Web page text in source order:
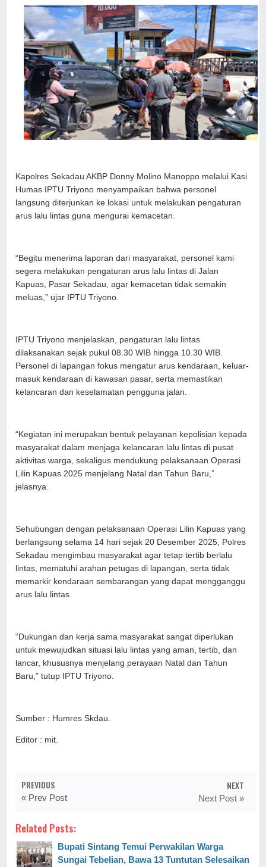
Kapolres Sekadau AKBP Donny Molino Manoppo melalui Kasi
Humas IPTU Triyono menyampaikan bahwa personel
langsung diterjunkan ke lokasi untuk melakukan pengaturan
arus lalu lintas guna mengurai kemacetan.
“Begitu menerima laporan dari masyarakat, personel kami
segera melakukan pengaturan arus lalu lintas di Jalan
Kapuas, Pasar Sekadau, agar kemacetan tidak semakin
meluas,” ujar IPTU Triyono.
IPTU Triyono menjelaskan, pengaturan lalu lintas
dilaksanakan sejak pukul 08.30 WIB hingga 10.30 WIB.
Personel di lapangan fokus mengatur arus kendaraan, keluar-
masuk kendaraan di kawasan pasar, serta memastikan
kelancaran dan keselamatan pengguna jalan.
“Kegiatan ini merupakan bentuk pelayanan kepolisian kepada
masyarakat dalam menjaga kelancaran lalu lintas di pusat
aktivitas warga, sekaligus mendukung pelaksanaan Operasi
Lilin Kapuas 2025 menjelang Natal dan Tahun Baru,”
jelasnya.
Sehubungan dengan pelaksanaan Operasi Lilin Kapuas yang
berlangsung selama 14 hari sejak 20 Desember 2025, Polres
Sekadau mengimbau masyarakat agar tetap tertib berlalu
lintas, mematuhi arahan petugas di lapangan, serta tidak
memarkir kendaraan sembarangan yang dapat mengganggu
arus lalu lintas.
“Dukungan dan kerja sama masyarakat sangat diperlukan
untuk mewujudkan situasi lalu lintas yang aman, tertib, dan
lancar, khususnya menjelang perayaan Natal dan Tahun
Baru,” tutup IPTU Triyono.
Sumber : Humres Skdau.
Editor : mit.
PREVIOUS
« Prev Post
NEXT
Next Post »
Related Posts:
Bupati Sintang Temui Perwakilan Warga
Sungai Tebelian, Bawa 13 Tuntutan Selesaikan